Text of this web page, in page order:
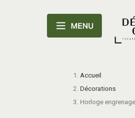
Accueil
Décorations
Horloge